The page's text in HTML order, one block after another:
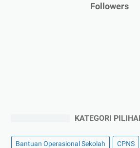
Followers
KATEGORI
Bantuan Operasional Sekolah CPNS